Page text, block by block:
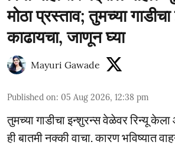
मोठा प्रस्ताव; तुमच्या
काढायचा, जाणून घ्या
Mayuri Gawade
Published on: 05 Aug 2026, 12:38 pm
तुमच्या गाडीचा इन्शुरन्स वेळेवर रिन्यू
ही बातमी नक्की वाचा. कारण भविष्यात